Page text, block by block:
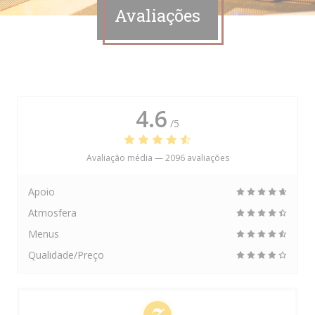
Avaliações
4.6 /5
Avaliação média —2096 avaliações
Apoio
Atmosfera
Menus
Qualidade/Preço